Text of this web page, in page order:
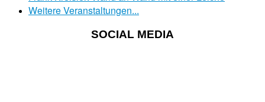
Weitere Veranstaltungen...
SOCIAL MEDIA